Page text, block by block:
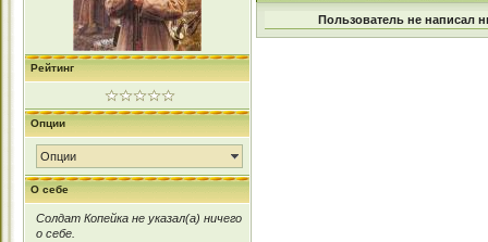
Рейтинг
Опции
Опции
О себе
Солдат Копейка не указал(а) ничего
о себе.
Пользователь не написал